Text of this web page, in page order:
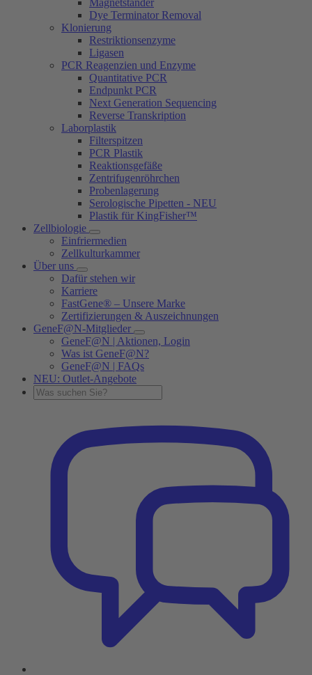
Magnetständer
Dye Terminator Removal
Klonierung
Restriktionsenzyme
Ligasen
PCR Reagenzien und Enzyme
Quantitative PCR
Endpunkt PCR
Next Generation Sequencing
Reverse Transkription
Laborplastik
Filterspitzen
PCR Plastik
Reaktionsgefäße
Zentrifugenröhrchen
Probenlagerung
Serologische Pipetten - NEU
Plastik für KingFisher™
Zellbiologie
Einfriermedien
Zellkulturkammer
Über uns
Dafür stehen wir
Karriere
FastGene® – Unsere Marke
Zertifizierungen & Auszeichnungen
GeneF@N-Mitglieder
GeneF@N | Aktionen, Login
Was ist GeneF@N?
GeneF@N | FAQs
NEU: Outlet-Angebote